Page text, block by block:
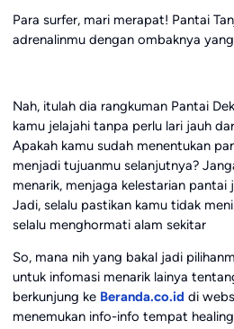
Para surfer, mari merapat! Pantai
adrenalinmu dengan ombaknya
Nah, itulah dia rangkuman Pantai
kamu jelajahi tanpa perlu lari jauh
Apakah kamu sudah menentukan
menjadi tujuanmu selanjutnya?
menarik, menjaga kelestarian
Jadi, selalu pastikan kamu tidak
selalu menghormati alam sekitar
So, mana nih yang bakal jadi
untuk infomasi menarik lainya
berkunjung ke Beranda.co.id di
menemukan info-info tempat